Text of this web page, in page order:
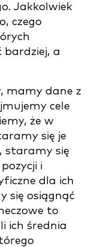
Jakkolwiek
czego
bardziej, a
mamy dane z
cele
że w
się je
staramy się
i
dla ich
się osiągnąć
to
ich średnia